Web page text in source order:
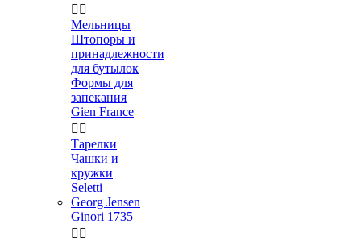
 
Мельницы
Штопоры и
принадлежности
для бутылок
Формы для
запекания
Gien France
 
Тарелки
Чашки и
кружки
Seletti
Georg Jensen
Ginori 1735
 